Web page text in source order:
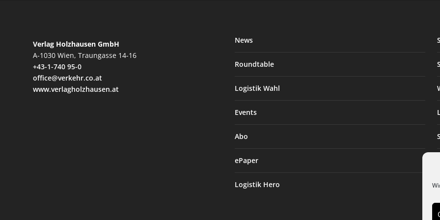
Verlag Holzhausen GmbH
A-1030 Wien, Traungasse 14-16
+43-1-740 95-0
office@verkehr.co.at
www.verlagholzhausen.at
News
Roundtable
Logistik Wahl
Events
Abo
ePaper
Logistik Hero